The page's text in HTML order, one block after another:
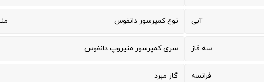
آبی
سه فاز
فرانسه
نوع کمپرسور دانفوس
سری کمپرسور منیروپ دانفوس
گاز مبرد